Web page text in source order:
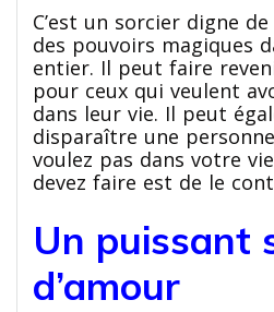
C’est un sorcier digne
des pouvoirs magiques
entier. Il peut faire
pour ceux qui veulent
dans leur vie. Il peut
disparaître une
voulez pas dans votre
devez faire est de le
Un puissant
d’amour